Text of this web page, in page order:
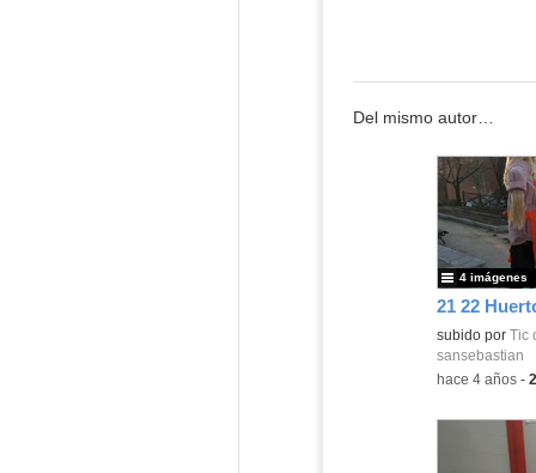
Del mismo autor…
21 22
Contenido
subido por Tic
sansebastian
4 imágenes
-hace 4 años-